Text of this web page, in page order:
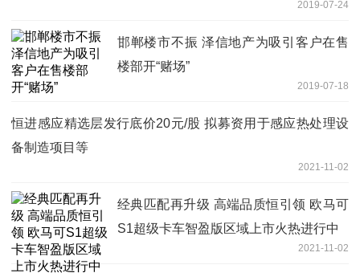
2019-07-24
邯郸楼市不振 泽信地产为吸引客户在售
楼部开“赌场”
2019-07-18
恒进感应精选层发行底价20元/股 拟募资用于感应热处理设
备制造项目等
2021-11-02
经典匹配再升级 高端品质恒引领 欧马可
S1超级卡车智盈版区域上市火热进行中
2021-11-02